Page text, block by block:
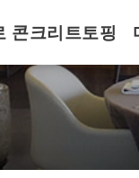
콘크리트토핑